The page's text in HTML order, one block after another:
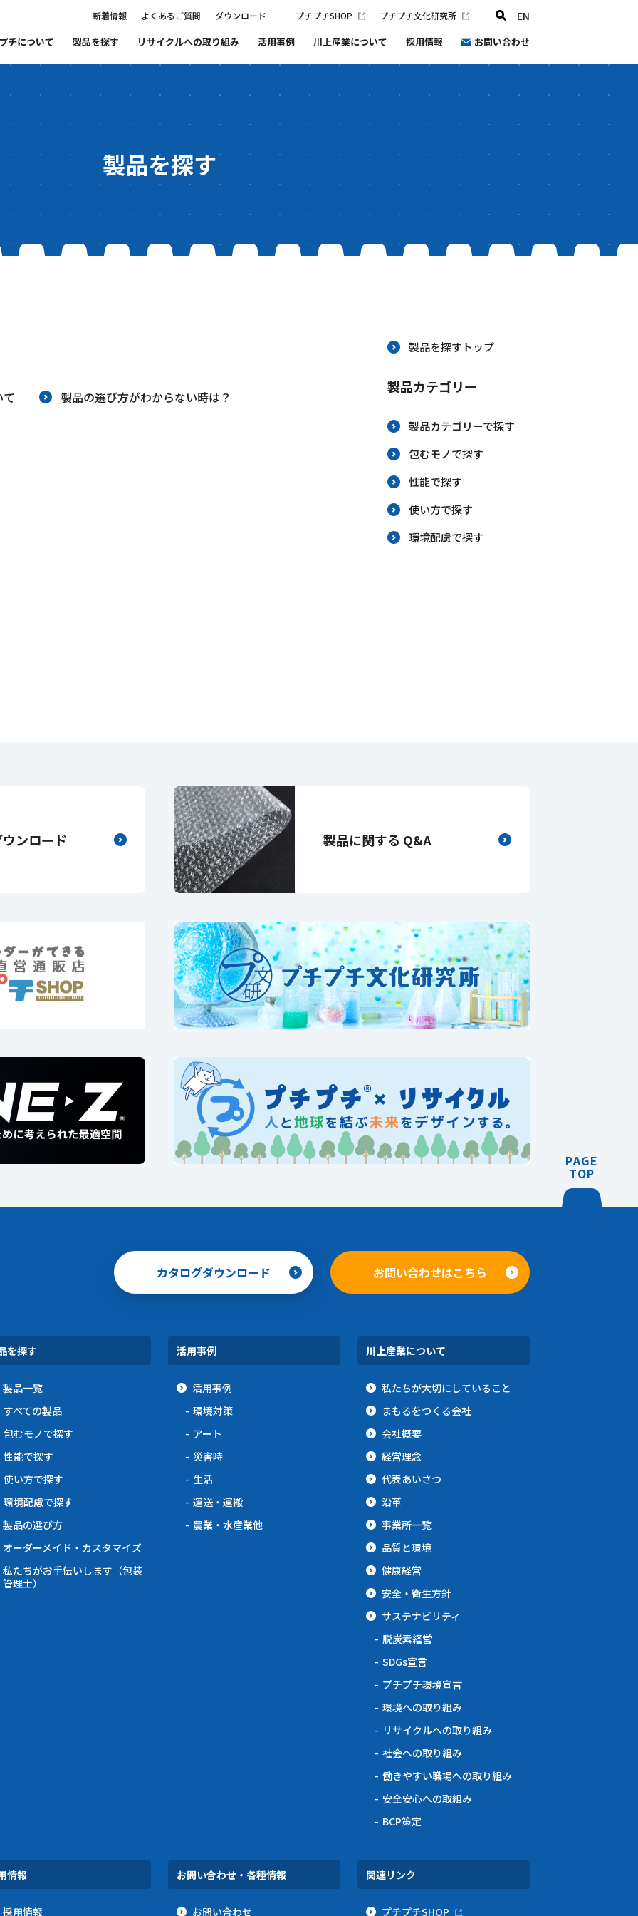
新着情報 よくあるご質問 ダウンロード プチプチSHOP プチプチ文化研究所 EN
チについて 製品を探す リサイクルへの取り組み 活用事例 川上産業について
品質と環境
採用情報 お問い合わせ
製品を探す
製品の選び方がわからない時は？
製品を探すトップ
製品カテゴリー
製品カテゴリーで探す
包むモノで探す
性能で探す
使い方で探す
環境配慮で探す
ンロード 製品に関する Q&A
PAGE
TOP
カタログダウンロード お問い合わせはこちら
を探す
製品一覧
すべての製品
包むモノで探す
性能で探す
使い方で探す
環境配慮で探す
製品の選び方
オーダーメイド・カスタマイズ
私たちがお手伝いします（包装
管理士）
活用事例
活用事例
環境対策
アート
災害時
生活
運送・運搬
農業・水産業他
川上産業について
私たちが大切にしていること
まもるをつくる会社
会社概要
経営理念
代表あいさつ
沿革
事業所一覧
品質と環境
健康経営
安全・衛生方針
サステナビリティ
脱炭素経営
SDGs宣言
プチプチ環境宣言
環境への取り組み
リサイクルへの取り組み
社会への取り組み
働きやすい職場への取り組み
安全安心への取組み
BCP策定
情報
採用情報
お問い合わせ・各種情報
お問い合わせ
関連リンク
プチプチSHOP